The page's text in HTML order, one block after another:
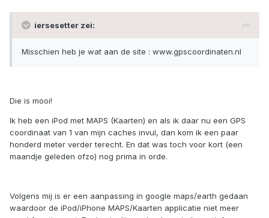
iersesetter zei:
Misschien heb je wat aan de site : www.gpscoordinaten.nl
Die is mooi!
Ik heb een iPod met MAPS (Kaarten) en als ik daar nu een GPS
coordinaat van 1 van mijn caches invul, dan kom ik een paar
honderd meter verder terecht. En dat was toch voor kort (een
maandje geleden ofzo) nog prima in orde.
Volgens mij is er een aanpassing in google maps/earth gedaan
waardoor de iPod/iPhone MAPS/Kaarten applicatie niet meer